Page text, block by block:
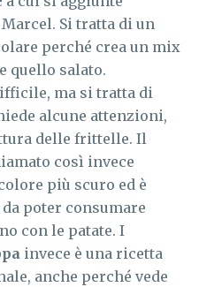
Si tratta di un
perché crea un mix
quello salato.
ma si tratta di
alcune attenzioni,
delle frittelle. Il
così invece
più scuro ed è
poter consumare
con le patate. I
invece è una ricetta
anche perché vede